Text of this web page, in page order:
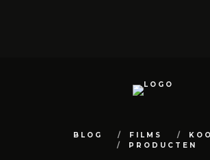
BLOG FILMS
PRODUCTEN